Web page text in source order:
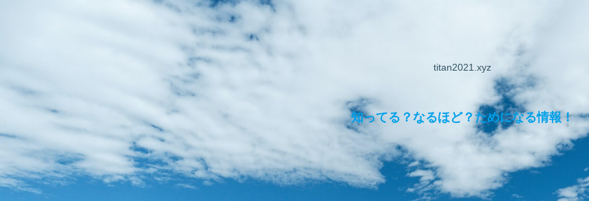
titan2021.xyz
知ってる？なるほど？ためになる情報！